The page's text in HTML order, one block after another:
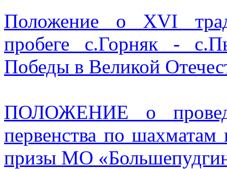
Положение о XVI
пробеге с.Горняк -
Победы в Великой
ПОЛОЖЕНИЕ о
первенства по
призы МО